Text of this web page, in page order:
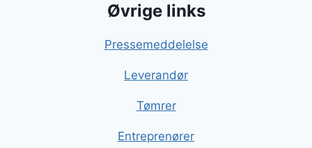
Øvrige links
Pressemeddelelse
Leverandør
Tømrer
Entreprenører